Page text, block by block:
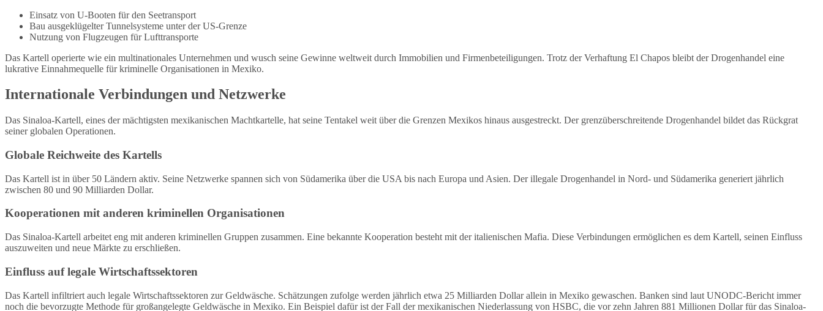
Einsatz von U-Booten für den Seetransport
Bau ausgeklügelter Tunnelsysteme unter der US-Grenze
Nutzung von Flugzeugen für Lufttransporte
Das Kartell operierte wie ein multinationales Unternehmen und wusch seine Gewinne weltweit durch Immobilien und Firmenbeteiligungen. Trotz der Verhaftung El Chapos bleibt der Drogenhandel eine
lukrative Einnahmequelle für kriminelle Organisationen in Mexiko.
Internationale Verbindungen und Netzwerke
Das Sinaloa-Kartell, eines der mächtigsten mexikanischen Machtkartelle, hat seine Tentakel weit über die Grenzen Mexikos hinaus ausgestreckt. Der grenzüberschreitende Drogenhandel bildet das Rückgrat
seiner globalen Operationen.
Globale Reichweite des Kartells
Das Kartell ist in über 50 Ländern aktiv. Seine Netzwerke spannen sich von Südamerika über die USA bis nach Europa und Asien. Der illegale Drogenhandel in Nord- und Südamerika generiert jährlich
zwischen 80 und 90 Milliarden Dollar.
Kooperationen mit anderen kriminellen Organisationen
Das Sinaloa-Kartell arbeitet eng mit anderen kriminellen Gruppen zusammen. Eine bekannte Kooperation besteht mit der italienischen Mafia. Diese Verbindungen ermöglichen es dem Kartell, seinen Einfluss
auszuweiten und neue Märkte zu erschließen.
Einfluss auf legale Wirtschaftssektoren
Das Kartell infiltriert auch legale Wirtschaftssektoren zur Geldwäsche. Schätzungen zufolge werden jährlich etwa 25 Milliarden Dollar allein in Mexiko gewaschen. Banken sind laut UNODC-Bericht immer
noch die bevorzugte Methode für großangelegte Geldwäsche in Mexiko. Ein Beispiel dafür ist der Fall der mexikanischen Niederlassung von HSBC, die vor zehn Jahren 881 Millionen Dollar für das Sinaloa-